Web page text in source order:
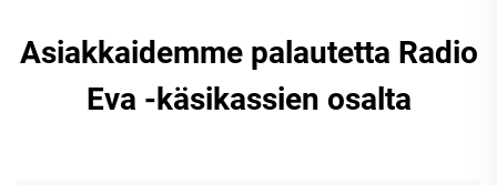
Asiakkaidemme palautetta Radio
Eva -käsikassien osalta